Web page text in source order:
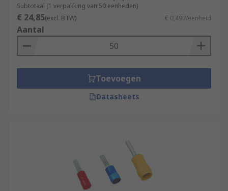
Subtotaal (1 verpakking van 50 eenheden)
€ 24,85(excl. BTW) € 0,497/eenheid
Aantal
Toevoegen
Datasheets